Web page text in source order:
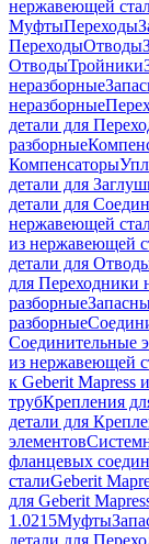
нержавеющей
МуфтыПереходы
ПереходыОтводы
ОтводыТройники
неразборные
неразборные
детали для
разборные
Компенсаторы
детали для
детали для
нержавеющей
из нержавеющей
детали для
для Переходники
разборные
разборные
Соединительные
из нержавеющей
к Geberit Mapress
трубКрепления
детали для
элементов
фланцевых
сталиGeberit
для Geberit
1.0215Муфты
детали для